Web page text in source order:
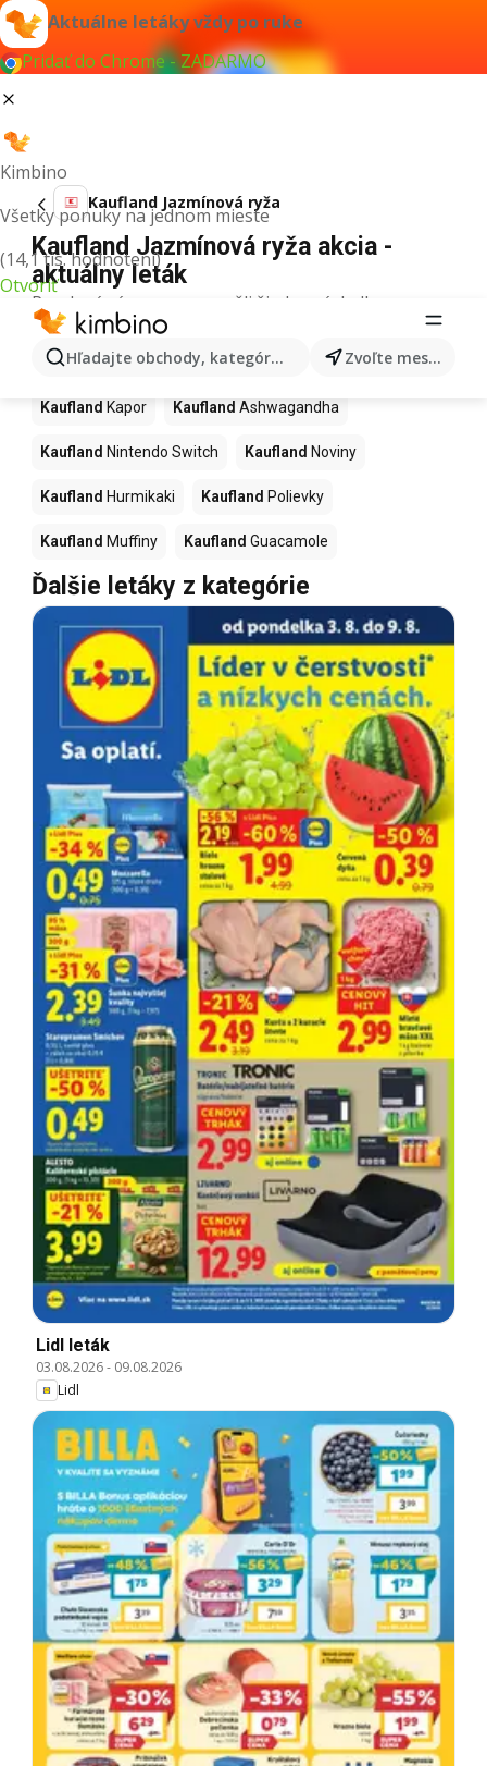
Aktuálne letáky vždy po ruke
Pridať do Chrome - ZADARMO
Kimbino
Všetky ponuky na jednom mieste
(14,1 tis. hodnotení)
Otvoriť
Hľadajte obchody, kategórie, produkty... Zvoľte mesto
Kaufland Jazmínová ryža
Kaufland Jazmínová ryža akcia -
aktuálny leták
Pre daný výraz sme nenašli žiadne výsledky.
Ďalšie produkty v obchodoch
Kaufland
Kaufland Kapor Kaufland Ashwagandha
Kaufland Nintendo Switch Kaufland Noviny
Kaufland Hurmikaki Kaufland Polievky
Kaufland Muffiny Kaufland Guacamole
Ďalšie letáky z kategórie
Lidl leták
03.08.2026- 09.08.2026
Lidl